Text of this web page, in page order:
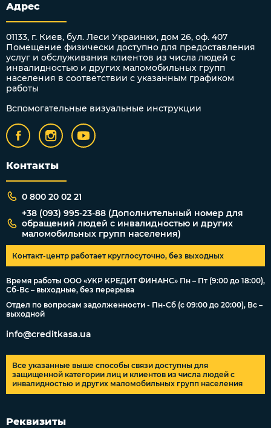
Адрес
01133, г. Киев, бул. Леси Украинки, дом 26, оф. 407
Помещение физически доступно для предоставления
услуг и обслуживания клиентов из числа людей с
инвалидностью и других маломобильных групп
населения в соответствии с указанным графиком
работы
Вспомогательные визуальные инструкции
Контакты
0 800 20 02 21
+38 (093) 995-23-88 (Дополнительный номер для
обращений людей с инвалидностью и других
маломобильных групп населения)
Контакт-центр работает круглосуточно, без выходных
Время работы ООО «УКР КРЕДИТ ФИНАНС» Пн – Пт (9:00 до 18:00),
Сб-Вс – выходные, без перерыва
Отдел по вопросам задолженности - Пн-Сб (с 09:00 до 20:00), Вс –
выходной
info@creditkasa.ua
Все указанные выше способы связи доступны для
защищенной категории лиц и клиентов из числа людей с
инвалидностью и других маломобильных групп населения
Реквизиты